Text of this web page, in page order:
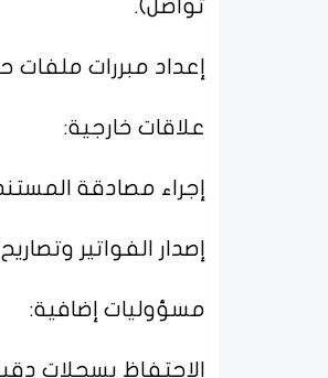
تواصل).
إعداد مبررات ملفات
علاقات خارجية:
إجراء مصادقة
إصدار الفواتير
مسؤوليات إضافية:
الاحتفاظ بسجلات